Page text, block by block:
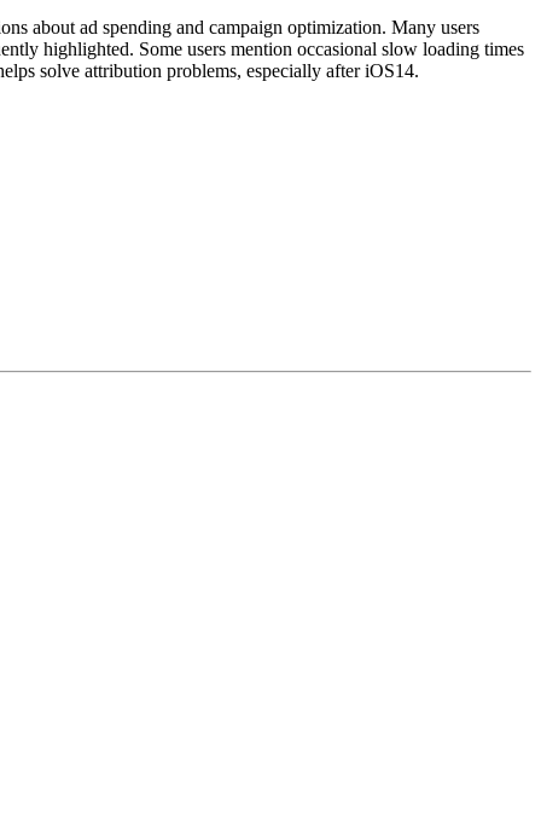
about ad spending and campaign optimization. Many users
highlighted. Some users mention occasional slow loading times
solve attribution problems, especially after iOS14.